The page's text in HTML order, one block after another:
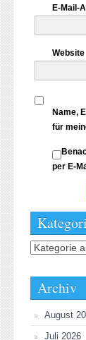
E-Mail-
Website
Name,
für
per E-
Kategorien
Archiv
August
Juli 2026